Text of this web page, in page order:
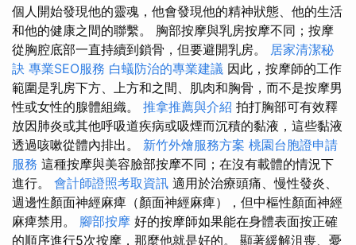
個人開始發現他的靈魂，他會發現他的精神狀態、他的生活
和他的健康之間的聯繫。 胸部按摩與乳房按摩不同；按摩
從胸腔底部一直持續到鎖骨，但要避開乳房。 居家清潔秘
訣 專業SEO服務 白蟻防治的專業建議 因此，按摩師的工作
範圍是乳房下方、上方和之間、肌肉和胸骨，而不是按摩男
性或女性的腺體組織。 推拿推薦與介紹 拍打胸部可有效釋
放因肺炎或其他呼吸道疾病或吸煙而沉積的黏液，這些黏液
透過咳嗽從體內排出。 新竹外燴服務方案 桃園台胞證申請
服務 這種按摩與美容臉部按摩不同；在沒有載體的情況下
進行。 會計師證照考取資訊 適用於治療頭痛、慢性發炎、
週邊性顏面神經麻痺（顏面神經麻痺），但中樞性顏面神經
麻痺禁用。 腳部按摩 好的按摩師如果能在身體表面按正確
的順序進行5次按摩，那麼他就是好的。 顯著緩解沮喪、憂